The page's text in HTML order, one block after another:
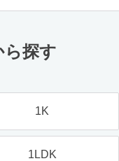
ら探す
1K
1LDK